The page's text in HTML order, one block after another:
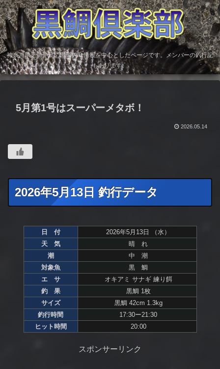
神奈川県三浦半島の黒鯛釣り情報を中心としたページです。メンバーの釣行記
もあります。
5月第1号はスーパーメタボ！
2026.05.14
2026年5月13日 釣行データ
日 付
2026年5月13日 （水）
天 気
晴 れ
潮
中 潮
対象魚
黒 鯛
エ サ
オキアミ サナギ 練り餌
釣 果
黒鯛 1枚
サイズ
黒鯛 42cm 1.3kg
釣行時間
17:30ー21:30
ヒット時間
20:00
スポンサーリンク